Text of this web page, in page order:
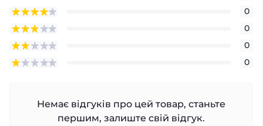
0
0
0
0
Немає відгуків про цей товар, станьте
першим, залиште свій відгук.